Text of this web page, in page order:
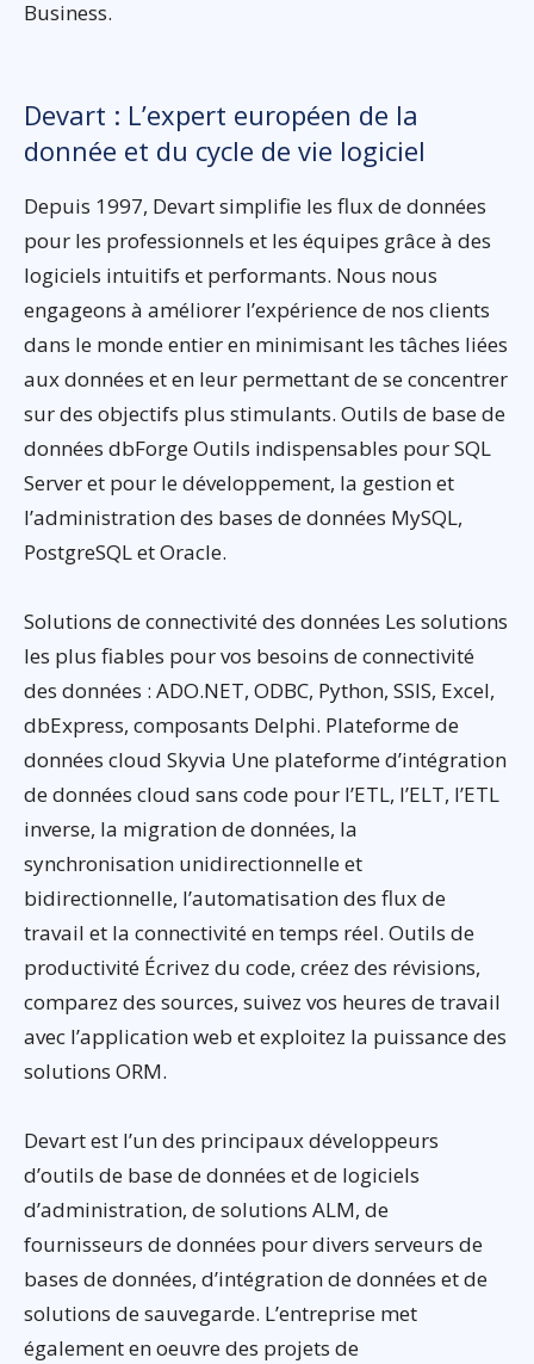
Business.
Devart : L’expert européen de la
donnée et du cycle de vie logiciel
Depuis 1997, Devart simplifie les flux de données
pour les professionnels et les équipes grâce à des
logiciels intuitifs et performants. Nous nous
engageons à améliorer l’expérience de nos clients
dans le monde entier en minimisant les tâches liées
aux données et en leur permettant de se concentrer
sur des objectifs plus stimulants. Outils de base de
données dbForge Outils indispensables pour SQL
Server et pour le développement, la gestion et
l’administration des bases de données MySQL,
PostgreSQL et Oracle.
Solutions de connectivité des données Les solutions
les plus fiables pour vos besoins de connectivité
des données : ADO.NET, ODBC, Python, SSIS, Excel,
dbExpress, composants Delphi. Plateforme de
données cloud Skyvia Une plateforme d’intégration
de données cloud sans code pour l’ETL, l’ELT, l’ETL
inverse, la migration de données, la
synchronisation unidirectionnelle et
bidirectionnelle, l’automatisation des flux de
travail et la connectivité en temps réel. Outils de
productivité Écrivez du code, créez des révisions,
comparez des sources, suivez vos heures de travail
avec l’application web et exploitez la puissance des
solutions ORM.
Devart est l’un des principaux développeurs
d’outils de base de données et de logiciels
d’administration, de solutions ALM, de
fournisseurs de données pour divers serveurs de
bases de données, d’intégration de données et de
solutions de sauvegarde. L’entreprise met
également en oeuvre des projets de